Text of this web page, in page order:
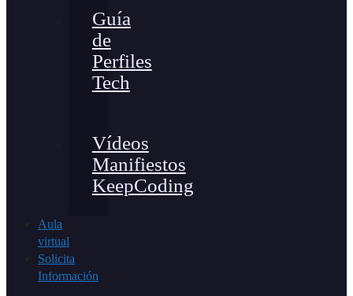
Guía
de
Perfiles
Tech
Vídeos
Manifiestos
KeepCoding
Aula
virtual
Solicita
Información